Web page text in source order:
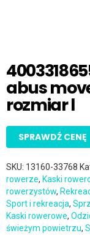
abus
rozmiar l
SPRAWDŹ CENĘ
SKU: 13160-33768
rowerze, Kaski
rowerzystów,
Sport i rekreacja,
Kaski rowerowe,
świeżym powietrzu,